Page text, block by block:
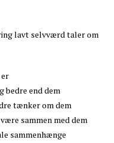
lavt selvværd taler om
bedre end dem
tænker om dem
sammen med dem
sammenhænge